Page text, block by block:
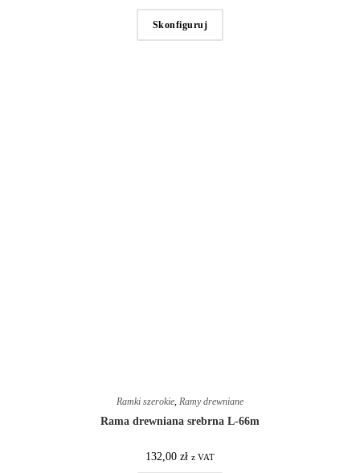
Skonfiguruj
Ramki szerokie, Ramy drewniane
Rama drewniana srebrna L-66m
132,00 zł z VAT